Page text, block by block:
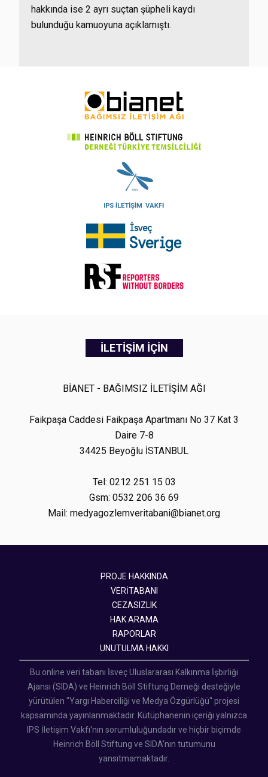
hakkında ise 2 ayrı suçtan şüpheli kaydı
bulunduğu kamuoyuna açıklamıştı.
İLETİŞİM İÇİN
BİANET - BAĞIMSIZ İLETİŞİM AĞI
Faikpaşa Caddesi Faikpaşa Apartmanı No 37 Kat 3
Daire 7-8
34425 Beyoğlu İSTANBUL
Tel: 0212 251 15 03
Gsm: 0532 206 36 69
Mail: medyagozlemveritabani@bianet.org
PROJE HAKKINDA
VERİTABANI
CEZASIZLIK
HAK ARAMA
RAPORLAR
UNUTULMA HAKKI
Bu online veri tabanı İsveç Uluslararası Kalkınma İşbirliği
Ajansı (SIDA) ve Heinrich Böll Stiftung Derneği desteğiyle
yürütülen "Yargı Haberciliği ve Medya Özgürlüğü" projesi
kapsamında yayınlanmaktadır. Kütüphanenin içeriği yalnızca
IPS İletişim Vakfı'nın sorumluluğundadır ve hiçbir biçimde
Heinrich Böll Stiftung ve SIDA'nın tutumunu
yansıtmamaktadır.